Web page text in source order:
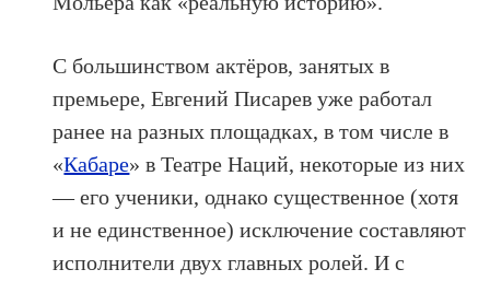
С большинством актёров, занятых в
премьере, Евгений Писарев уже работал
ранее на разных площадках, в том числе в
«Кабаре» в Театре Наций, некоторые из них
— его ученики, однако существенное (хотя
и не единственное) исключение составляют
исполнители двух главных ролей. И с